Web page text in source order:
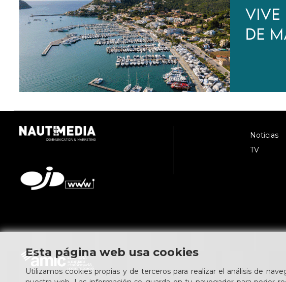
Noticias
TV
Esta página web usa cookies
Utilizamos cookies propias y de terceros para realizar el análisis de